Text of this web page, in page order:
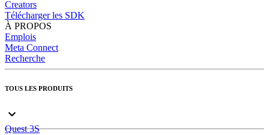
Creators
Télécharger les SDK
À PROPOS
Emplois
Meta Connect
Recherche
TOUS LES PRODUITS
Quest 3S